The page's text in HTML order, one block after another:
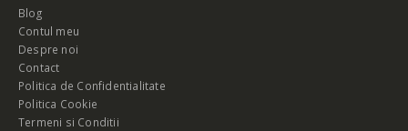
Blog
Contul meu
Despre noi
Contact
Politica de Confidentialitate
Politica Cookie
Termeni si Conditii